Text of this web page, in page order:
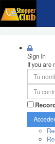
Sign In
If you are
Acceder